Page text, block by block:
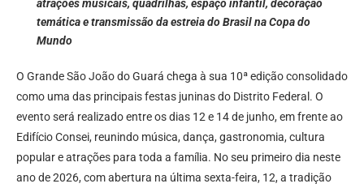
atrações musicais, quadrilhas, espaço infantil, decoração
temática e transmissão da estreia do Brasil na Copa do
Mundo
O Grande São João do Guará chega à sua 10ª edição consolidado
como uma das principais festas juninas do Distrito Federal. O
evento será realizado entre os dias 12 e 14 de junho, em frente ao
Edifício Consei, reunindo música, dança, gastronomia, cultura
popular e atrações para toda a família. No seu primeiro dia neste
ano de 2026, com abertura na última sexta-feira, 12, a tradição